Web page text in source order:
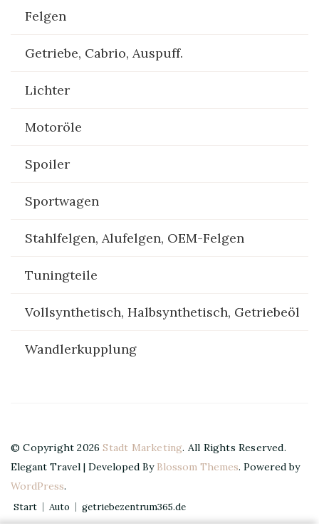
Felgen
Getriebe, Cabrio, Auspuff.
Lichter
Motoröle
Spoiler
Sportwagen
Stahlfelgen, Alufelgen, OEM-Felgen
Tuningteile
Vollsynthetisch, Halbsynthetisch, Getriebeöl
Wandlerkupplung
© Copyright 2026Stadt Marketing. All Rights Reserved.
Elegant Travel | Developed By Blossom Themes. Powered by
WordPress.
Start Auto getriebezentrum365.de